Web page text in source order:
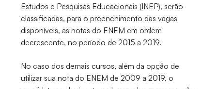
Estudos e Pesquisas Educacionais (INEP), serão
classificadas, para o preenchimento das vagas
disponíveis, as notas do ENEM em ordem
decrescente, no período de 2015 a 2019.
No caso dos demais cursos, além da opção de
utilizar sua nota do ENEM de 2009 a 2019, o